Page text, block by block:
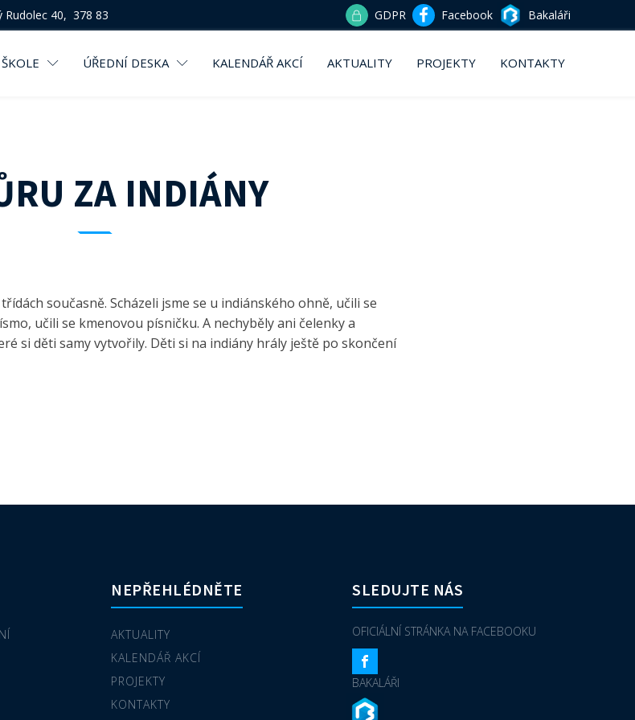
Rudolec 40, 378 83 GDPR Facebook Bakaláři
ÚŘEDNÍ DESKA KALENDÁŘ AKCÍ AKTUALITY PROJEKTY KONTAKTY
ZA INDIÁNY
současně. Scházeli jsme se u indiánského ohně, učili se
učili se kmenovou písničku. A nechyběly ani čelenky a
si děti samy vytvořily. Děti si na indiány hrály ještě po skončení
NEPŘEHLÉDNĚTE
AKTUALITY
KALENDÁŘ AKCÍ
PROJEKTY
KONTAKTY
SLEDUJTE NÁS
OFICIÁLNÍ STRÁNKA NA FACEBOOKU
BAKALÁŘI